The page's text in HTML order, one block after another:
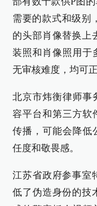
需要的款式和级别
的头部肖像替换上
装照和肖像照用于
无审核难度，均可
北京市炜衡律师事
容平台和第三方软
传播，可能会降低
任度和敬畏感。
江苏省政府参事室
低了伪造身份的技